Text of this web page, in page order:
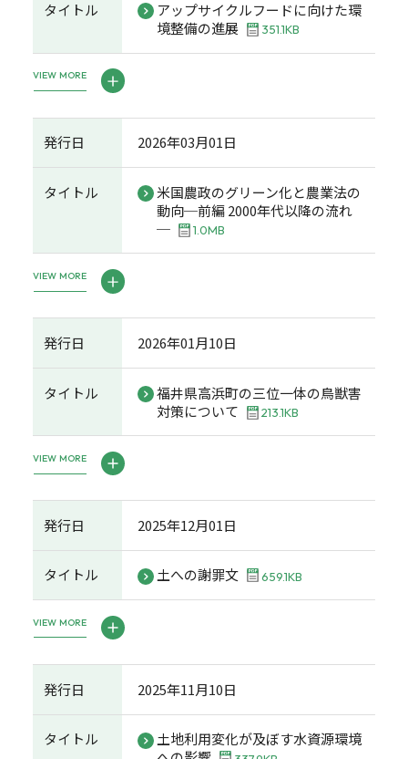
タイトル
アップサイクルフードに向けた環
境整備の進展
351.1KB
VIEW MORE
発行日 2026年03月01日
タイトル
米国農政のグリーン化と農業法の
動向─前編 2000年代以降の流れ
─
1.0MB
VIEW MORE
発行日 2026年01月10日
タイトル
福井県高浜町の三位一体の鳥獣害
対策について
213.1KB
VIEW MORE
発行日 2025年12月01日
タイトル 土への謝罪文 659.1KB
VIEW MORE
発行日 2025年11月10日
タイトル
土地利用変化が及ぼす水資源環境